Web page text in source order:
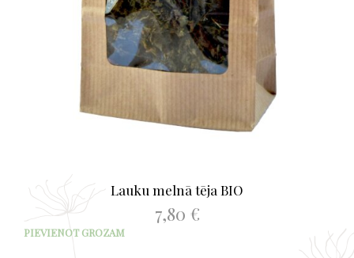
Lauku melnā tēja BIO
7,80 €
PIEVIENOT GROZAM